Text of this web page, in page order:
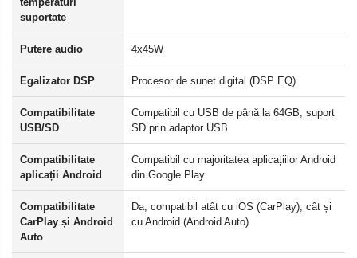
suportate
Putere audio 4x45W
Egalizator DSP Procesor de sunet digital (DSP EQ)
Compatibilitate
USB/SD
Compatibil cu USB de până la 64GB, suport
SD prin adaptor USB
Compatibilitate
aplicații Android
Compatibil cu majoritatea aplicațiilor Android
din Google Play
Compatibilitate
CarPlay și Android
Auto
Da, compatibil atât cu iOS (CarPlay), cât și
cu Android (Android Auto)